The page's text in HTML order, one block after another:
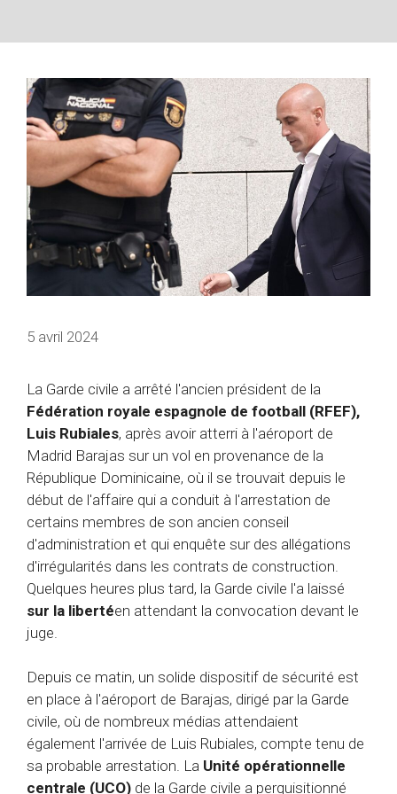
5 avril 2024
La Garde civile a arrêté l'ancien président de la
Fédération royale espagnole de football (RFEF),
Luis Rubiales, après avoir atterri à l'aéroport de
Madrid Barajas sur un vol en provenance de la
République Dominicaine, où il se trouvait depuis le
début de l'affaire qui a conduit à l'arrestation de
certains membres de son ancien conseil
d'administration et qui enquête sur des allégations
d'irrégularités dans les contrats de construction.
Quelques heures plus tard, la Garde civile l'a laissé
sur la libertéen attendant la convocation devant le
juge.
Depuis ce matin, un solide dispositif de sécurité est
en place à l'aéroport de Barajas, dirigé par la Garde
civile, où de nombreux médias attendaient
également l'arrivée de Luis Rubiales, compte tenu de
sa probable arrestation. La Unité opérationnelle
centrale (UCO) de la Garde civile a perquisitionné